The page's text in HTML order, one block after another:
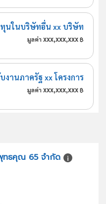
นในบริษัทอื่น xx บริษัท
มูลค่า xxx,xxx,xxx ฿
งานภาครัฐ xx โครงการ
มูลค่า xxx,xxx,xxx ฿
ทธคุณ 65 จำกัด